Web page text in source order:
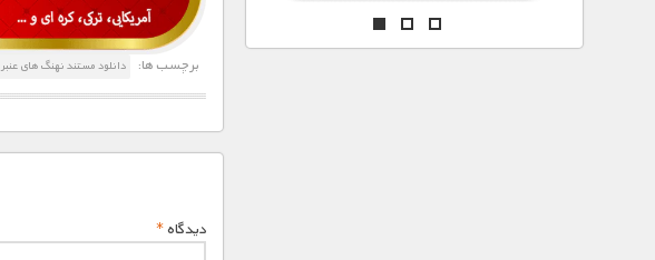
برچسب ها: دانلود مستند نهنگ های عنبر
دیدگاه*